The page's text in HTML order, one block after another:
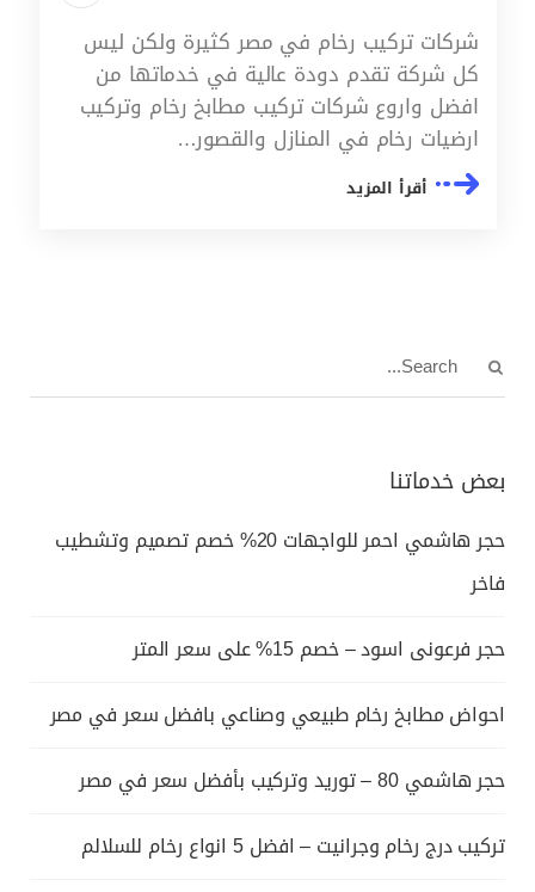
شركات تركيب رخام في مصر كثيرة ولكن ليس
كل شركة تقدم دودة عالية في خدماتها من
افضل واروع شركات تركيب مطابخ رخام وتركيب
ارضيات رخام في المنازل والقصور…
أقرأ المزيد
بعض خدماتنا
حجر هاشمي احمر للواجهات 20% خصم تصميم وتشطيب
فاخر
حجر فرعونى اسود – خصم 15% على سعر المتر
احواض مطابخ رخام طبيعي وصناعي بافضل سعر في مصر
حجر هاشمي 80 – توريد وتركيب بأفضل سعر في مصر
تركيب درج رخام وجرانيت – افضل 5 انواع رخام للسلالم